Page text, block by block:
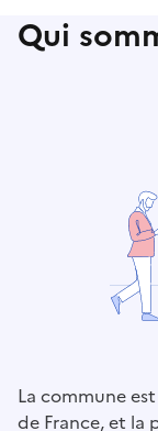
Qui
La commune
de France, et la